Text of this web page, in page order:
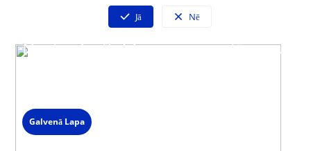
Jā
Nē
Neatradi atbildi uz savu jautājumu?
Galvenā Lapa